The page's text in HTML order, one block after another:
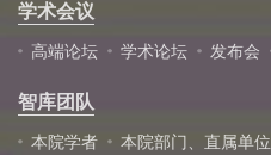
学术会议
高端论坛 学术论坛 发布会
智库团队
本院学者 本院部门、直属单位